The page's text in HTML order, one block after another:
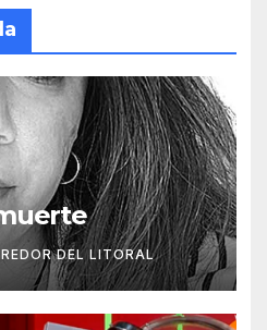
DEL LITORAL